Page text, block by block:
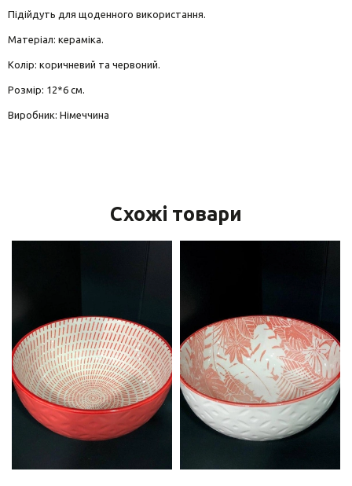
Підійдуть для щоденного використання.
Матеріал: кераміка.
Колір: коричневий та червоний.
Розмір: 12*6 см.
Виробник: Німеччина
Схожі товари